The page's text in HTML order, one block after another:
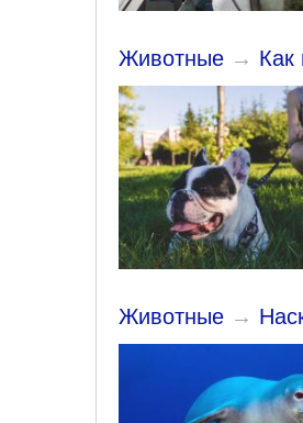
Животные → Как
Животные →